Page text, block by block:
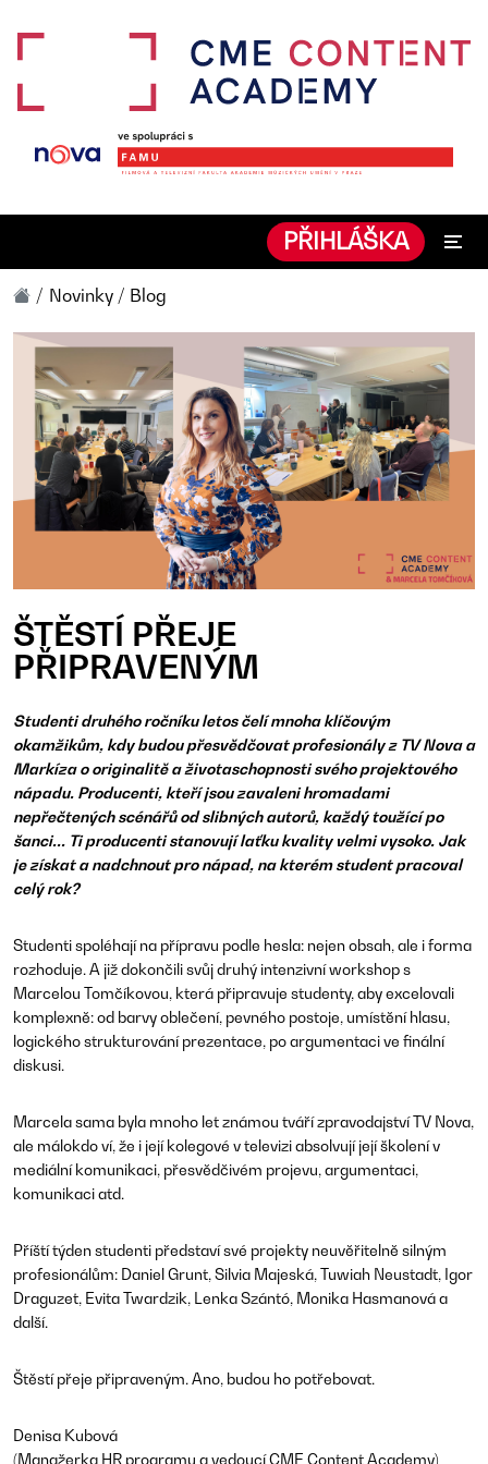
PŘIHLÁŠKA
Novinky / Blog
ŠTĚSTÍ PŘEJE
PŘIPRAVENÝM
Studenti druhého ročníku letos čelí mnoha klíčovým
okamžikům, kdy budou přesvědčovat profesionály z TV Nova a
Markíza o originalitě a životaschopnosti svého projektového
nápadu. Producenti, kteří jsou zavaleni hromadami
nepřečtených scénářů od slibných autorů, každý toužící po
šanci... Ti producenti stanovují laťku kvality velmi vysoko. Jak
je získat a nadchnout pro nápad, na kterém student pracoval
celý rok?
Studenti spoléhají na přípravu podle hesla: nejen obsah, ale i forma
rozhoduje. A již dokončili svůj druhý intenzivní workshop s
Marcelou Tomčíkovou, která připravuje studenty, aby excelovali
komplexně: od barvy oblečení, pevného postoje, umístění hlasu,
logického strukturování prezentace, po argumentaci ve finální
diskusi.
Marcela sama byla mnoho let známou tváří zpravodajství TV Nova,
ale málokdo ví, že i její kolegové v televizi absolvují její školení v
mediální komunikaci, přesvědčivém projevu, argumentaci,
komunikaci atd.
Příští týden studenti představí své projekty neuvěřitelně silným
profesionálům: Daniel Grunt, Silvia Majeská, Tuwiah Neustadt, Igor
Draguzet, Evita Twardzik, Lenka Szántó, Monika Hasmanová a
další.
Štěstí přeje připraveným. Ano, budou ho potřebovat.
Denisa Kubová
(Manažerka HR programu a vedoucí CME Content Academy)